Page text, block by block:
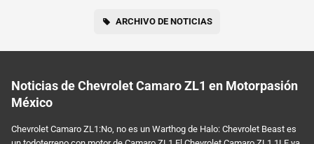
ARCHIVO DE NOTICIAS
Noticias de Chevrolet Camaro ZL1 en Motorpasión
México
Chevrolet Camaro ZL1:No, no es un Warthog de Halo: Chevrolet Beast es